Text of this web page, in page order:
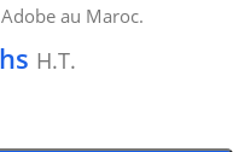
au Maroc.
H.T.